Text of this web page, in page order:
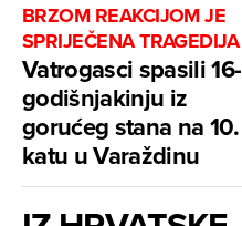
BRZOM REAKCIJOM JE
SPRIJEČENA TRAGEDIJA
Vatrogasci spasili 16-
godišnjakinju iz
gorućeg stana na 10.
katu u Varaždinu